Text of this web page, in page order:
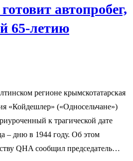
автопробег,
65-летию
регионе крымскотатарская
«Койдешлер» («Односельчане»)
к трагической дате
– дню в 1944 году. Об этом
QHA сообщил председатель…